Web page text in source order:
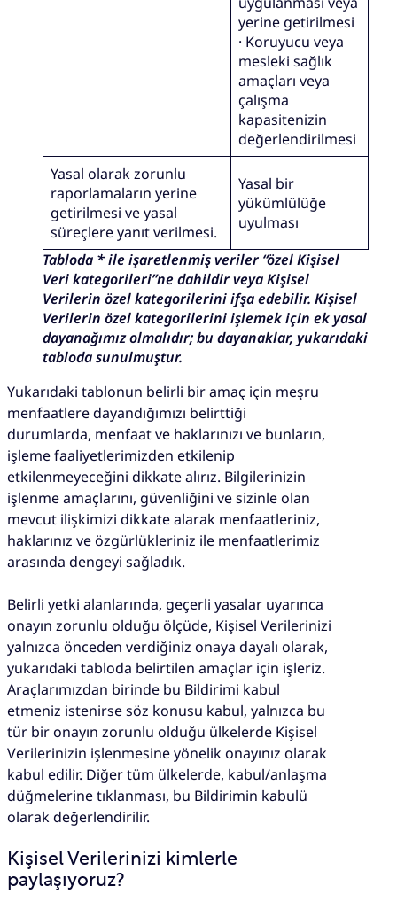
yerine getirilmesi
· Koruyucu veya
mesleki sağlık
amaçları veya
çalışma
kapasitenizin
değerlendirilmesi
Yasal olarak zorunlu
raporlamaların yerine
getirilmesi ve yasal
süreçlere yanıt verilmesi.
Yasal bir
yükümlülüğe
uyulması
Tabloda * ile işaretlenmiş veriler “özel Kişisel
Veri kategorileri”ne dahildir veya Kişisel
Verilerin özel kategorilerini ifşa edebilir. Kişisel
Verilerin özel kategorilerini işlemek için ek yasal
dayanağımız olmalıdır; bu dayanaklar, yukarıdaki
tabloda sunulmuştur.
Yukarıdaki tablonun belirli bir amaç için meşru
menfaatlere dayandığımızı belirttiği
durumlarda, menfaat ve haklarınızı ve bunların,
işleme faaliyetlerimizden etkilenip
etkilenmeyeceğini dikkate alırız. Bilgilerinizin
işlenme amaçlarını, güvenliğini ve sizinle olan
mevcut ilişkimizi dikkate alarak menfaatleriniz,
haklarınız ve özgürlükleriniz ile menfaatlerimiz
arasında dengeyi sağladık.
Belirli yetki alanlarında, geçerli yasalar uyarınca
onayın zorunlu olduğu ölçüde, Kişisel Verilerinizi
yalnızca önceden verdiğiniz onaya dayalı olarak,
yukarıdaki tabloda belirtilen amaçlar için işleriz.
Araçlarımızdan birinde bu Bildirimi kabul
etmeniz istenirse söz konusu kabul, yalnızca bu
tür bir onayın zorunlu olduğu ülkelerde Kişisel
Verilerinizin işlenmesine yönelik onayınız olarak
kabul edilir. Diğer tüm ülkelerde, kabul/anlaşma
düğmelerine tıklanması, bu Bildirimin kabulü
olarak değerlendirilir.
Kişisel Verilerinizi kimlerle
paylaşıyoruz?